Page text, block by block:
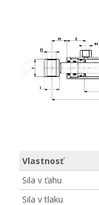
Vlastnosť
Sila v ťahu
Sila v tlaku